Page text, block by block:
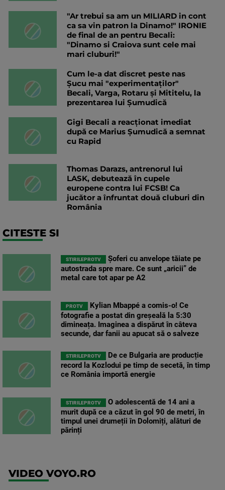
"Ar trebui sa am un MILIARD in cont
ca sa vin patron la Dinamo!" IRONIE
de final de an pentru Becali:
"Dinamo si Craiova sunt cele mai
mari cluburi!"
Cum le-a dat discret peste nas
Șucu mai "experimentaților"
Becali, Varga, Rotaru și Mititelu, la
prezentarea lui Șumudică
Gigi Becali a reacționat imediat
după ce Marius Șumudică a semnat
cu Rapid
Thomas Darazs, antrenorul lui
LASK, debutează în cupele
europene contra lui FCSB! Ca
jucător a înfruntat două cluburi din
România
CITESTE SI
STIRILEPROTV
Șoferi cu anvelope tăiate pe
autostrada spre mare. Ce sunt „aricii” de
metal care tot apar pe A2
PROTV
Kylian Mbappé a comis-o! Ce
fotografie a postat din greșeală la 5:30
dimineața. Imaginea a dispărut în câteva
secunde, dar fanii au apucat să o salveze
STIRILEPROTV
De ce Bulgaria are producție
record la Kozlodui pe timp de secetă, în timp
ce România importă energie
STIRILEPROTV
O adolescentă de 14 ani a
murit după ce a căzut în gol 90 de metri, în
timpul unei drumeții în Dolomiți, alături de
părinți
VIDEO VOYO.RO